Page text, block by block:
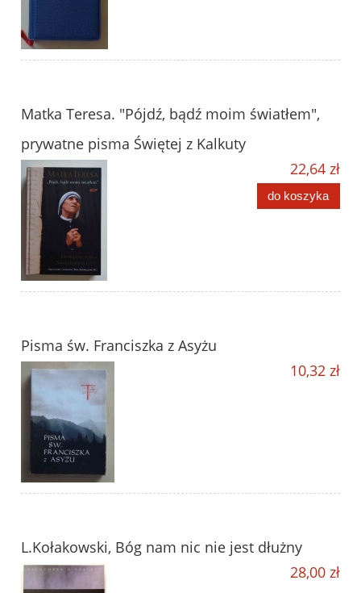
Matka Teresa. "Pójdź, bądź moim światłem",
prywatne pisma Świętej z Kalkuty
22,64 zł
do koszyka
Pisma św. Franciszka z Asyżu
10,32 zł
L.Kołakowski, Bóg nam nic nie jest dłużny
28,00 zł